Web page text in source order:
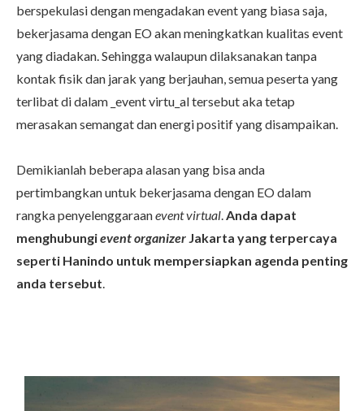
berspekulasi dengan mengadakan event yang biasa saja,
bekerjasama dengan EO akan meningkatkan kualitas event
yang diadakan. Sehingga walaupun dilaksanakan tanpa
kontak fisik dan jarak yang berjauhan, semua peserta yang
terlibat di dalam _event virtu_al tersebut aka tetap
merasakan semangat dan energi positif yang disampaikan.
Demikianlah beberapa alasan yang bisa anda
pertimbangkan untuk bekerjasama dengan EO dalam
rangka penyelenggaraanevent virtual.Anda dapat
menghubungievent organizer Jakarta yang terpercaya
seperti Hanindo untuk mempersiapkan agenda penting
anda tersebut.